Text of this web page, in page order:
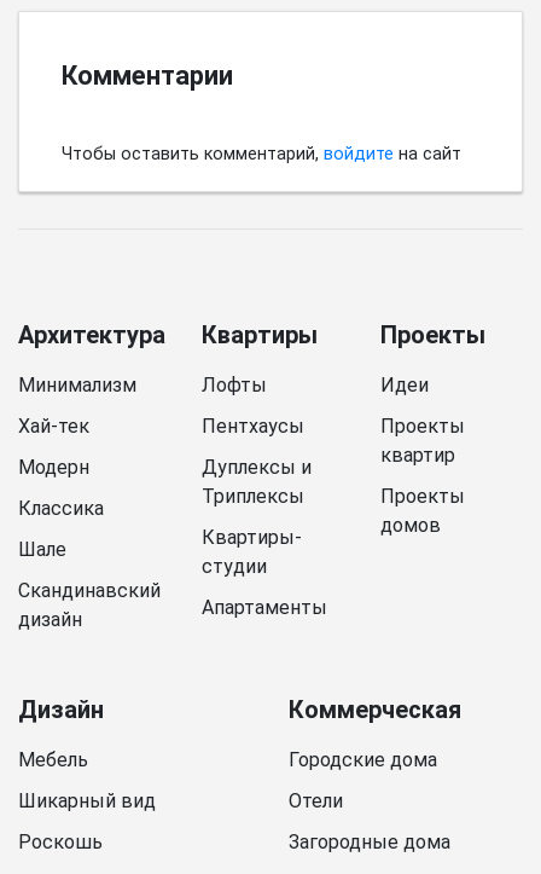
Комментарии
Чтобы оставить комментарий, войдите на сайт
Архитектура
Минимализм
Хай-тек
Модерн
Классика
Шале
Скандинавский
дизайн
Квартиры
Лофты
Пентхаусы
Дуплексы и
Триплексы
Квартиры-
студии
Апартаменты
Проекты
Идеи
Проекты
квартир
Проекты
домов
Дизайн
Мебель
Шикарный вид
Роскошь
Коммерческая
Городские дома
Отели
Загородные дома